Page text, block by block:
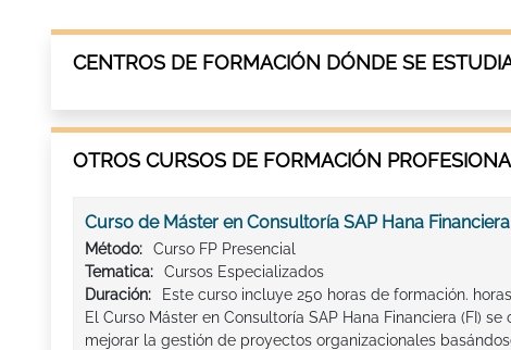
CENTROS DE FORMACIÓN DÓNDE SE
OTROS CURSOS DE FORMACIÓN
Curso de Máster en Consultoría SAP Hana Financiera
Método:
Curso FP Presencial
Tematica:
Cursos Especializados
Duración:
Este curso incluye 250 horas de formación. horas
El Curso Máster en Consultoría SAP Hana Financiera (FI)
mejorar la gestión de proyectos organizacionales